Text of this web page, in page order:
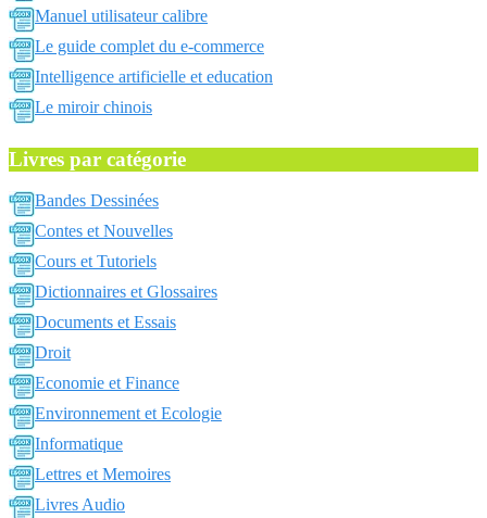
Manuel utilisateur calibre
Le guide complet du e-commerce
Intelligence artificielle et education
Le miroir chinois
Livres par catégorie
Bandes Dessinées
Contes et Nouvelles
Cours et Tutoriels
Dictionnaires et Glossaires
Documents et Essais
Droit
Economie et Finance
Environnement et Ecologie
Informatique
Lettres et Memoires
Livres Audio